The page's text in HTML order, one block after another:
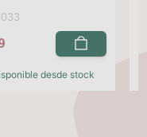
desde stock